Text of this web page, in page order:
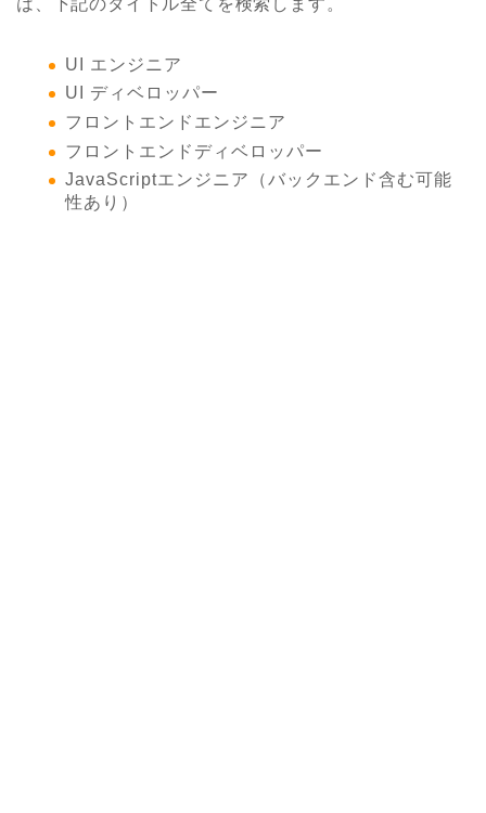
UI エンジニア
UI ディベロッパー
フロントエンドエンジニア
フロントエンドディベロッパー
JavaScriptエンジニア（バックエンド含む可能
性あり）